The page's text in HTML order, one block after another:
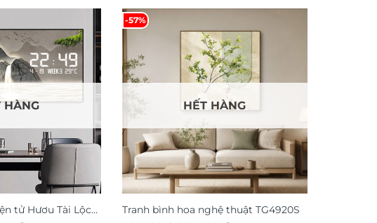
HÀNG
tử Hươu Tài Lộc
-57%
HẾT HÀNG
Tranh bình hoa nghệ thuật TG4920S